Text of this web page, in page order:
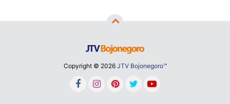
Copyright © 2026 JTV Bojonegoro™